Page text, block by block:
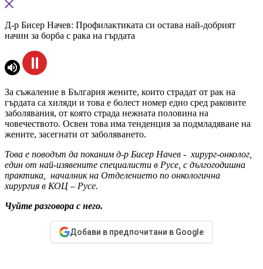
Д-р Бисер Начев: Профилактиката си остава най-добрият
начин за борба с рака на гърдата
За съжаление в България жените, които страдат от рак на
гърдата са хиляди и това е болест номер едно сред раковите
заболявания, от която страда нежната половина на
човечеството. Освен това има тенденция за подмладяване на
жените, засегнати от заболяването.
Това е поводът да поканим д-р Бисер Начев - хирург-онколог,
един от най-изявените специалисти в Русе, с дългогодишна
практика, началник на Отделението по онкологична
хирургия в КОЦ – Русе.
Чуйте разговора с него.
Добави в предпочитани в Google